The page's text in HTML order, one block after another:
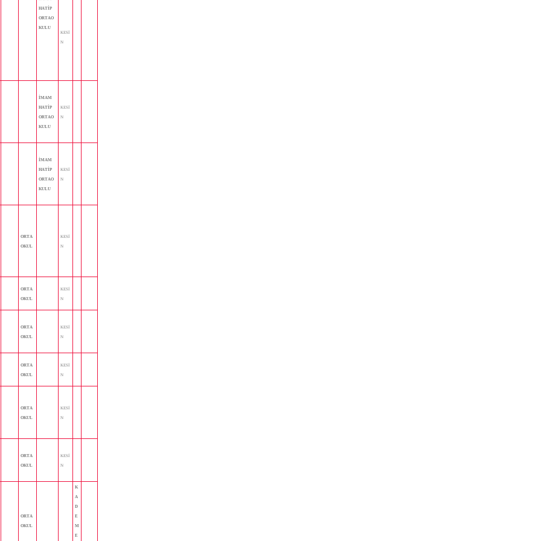
HATİP
ORTAO
KULU
KESİ
N
İMAM
HATİP
ORTAO
KULU
KESİ
N
İMAM
HATİP
ORTAO
KULU
KESİ
N
ORTA
OKUL
KESİ
N
ORTA
OKUL
KESİ
N
ORTA
OKUL
KESİ
N
ORTA
OKUL
KESİ
N
ORTA
OKUL
KESİ
N
ORTA
OKUL
KESİ
N
ORTA
OKUL
K
A
D
E
M
E